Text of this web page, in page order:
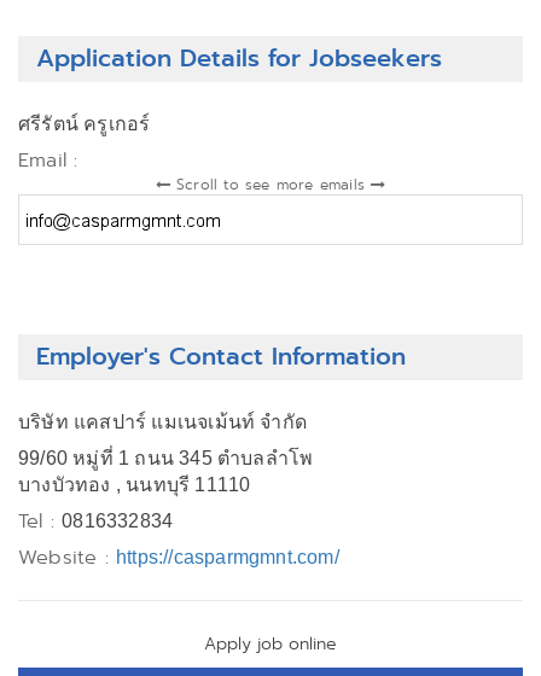
Application Details for Jobseekers
ศรีรัตน์ ครูเกอร์
Email :
Scroll to see more emails
Employer's Contact Information
บริษัท แคสปาร์ แมเนจเม้นท์ จำกัด
99/60 หมู่ที่ 1 ถนน 345 ตำบลลำโพ
บางบัวทอง , นนทบุรี 11110
Tel :0816332834
Website : https://casparmgmnt.com/
Apply job online